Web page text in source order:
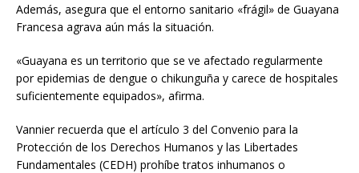
Además, asegura que el entorno sanitario «frágil» de Guayana
Francesa agrava aún más la situación.
«Guayana es un territorio que se ve afectado regularmente
por epidemias de dengue o chikunguña y carece de hospitales
suficientemente equipados», afirma.
Vannier recuerda que el artículo 3 del Convenio para la
Protección de los Derechos Humanos y las Libertades
Fundamentales (CEDH) prohíbe tratos inhumanos o